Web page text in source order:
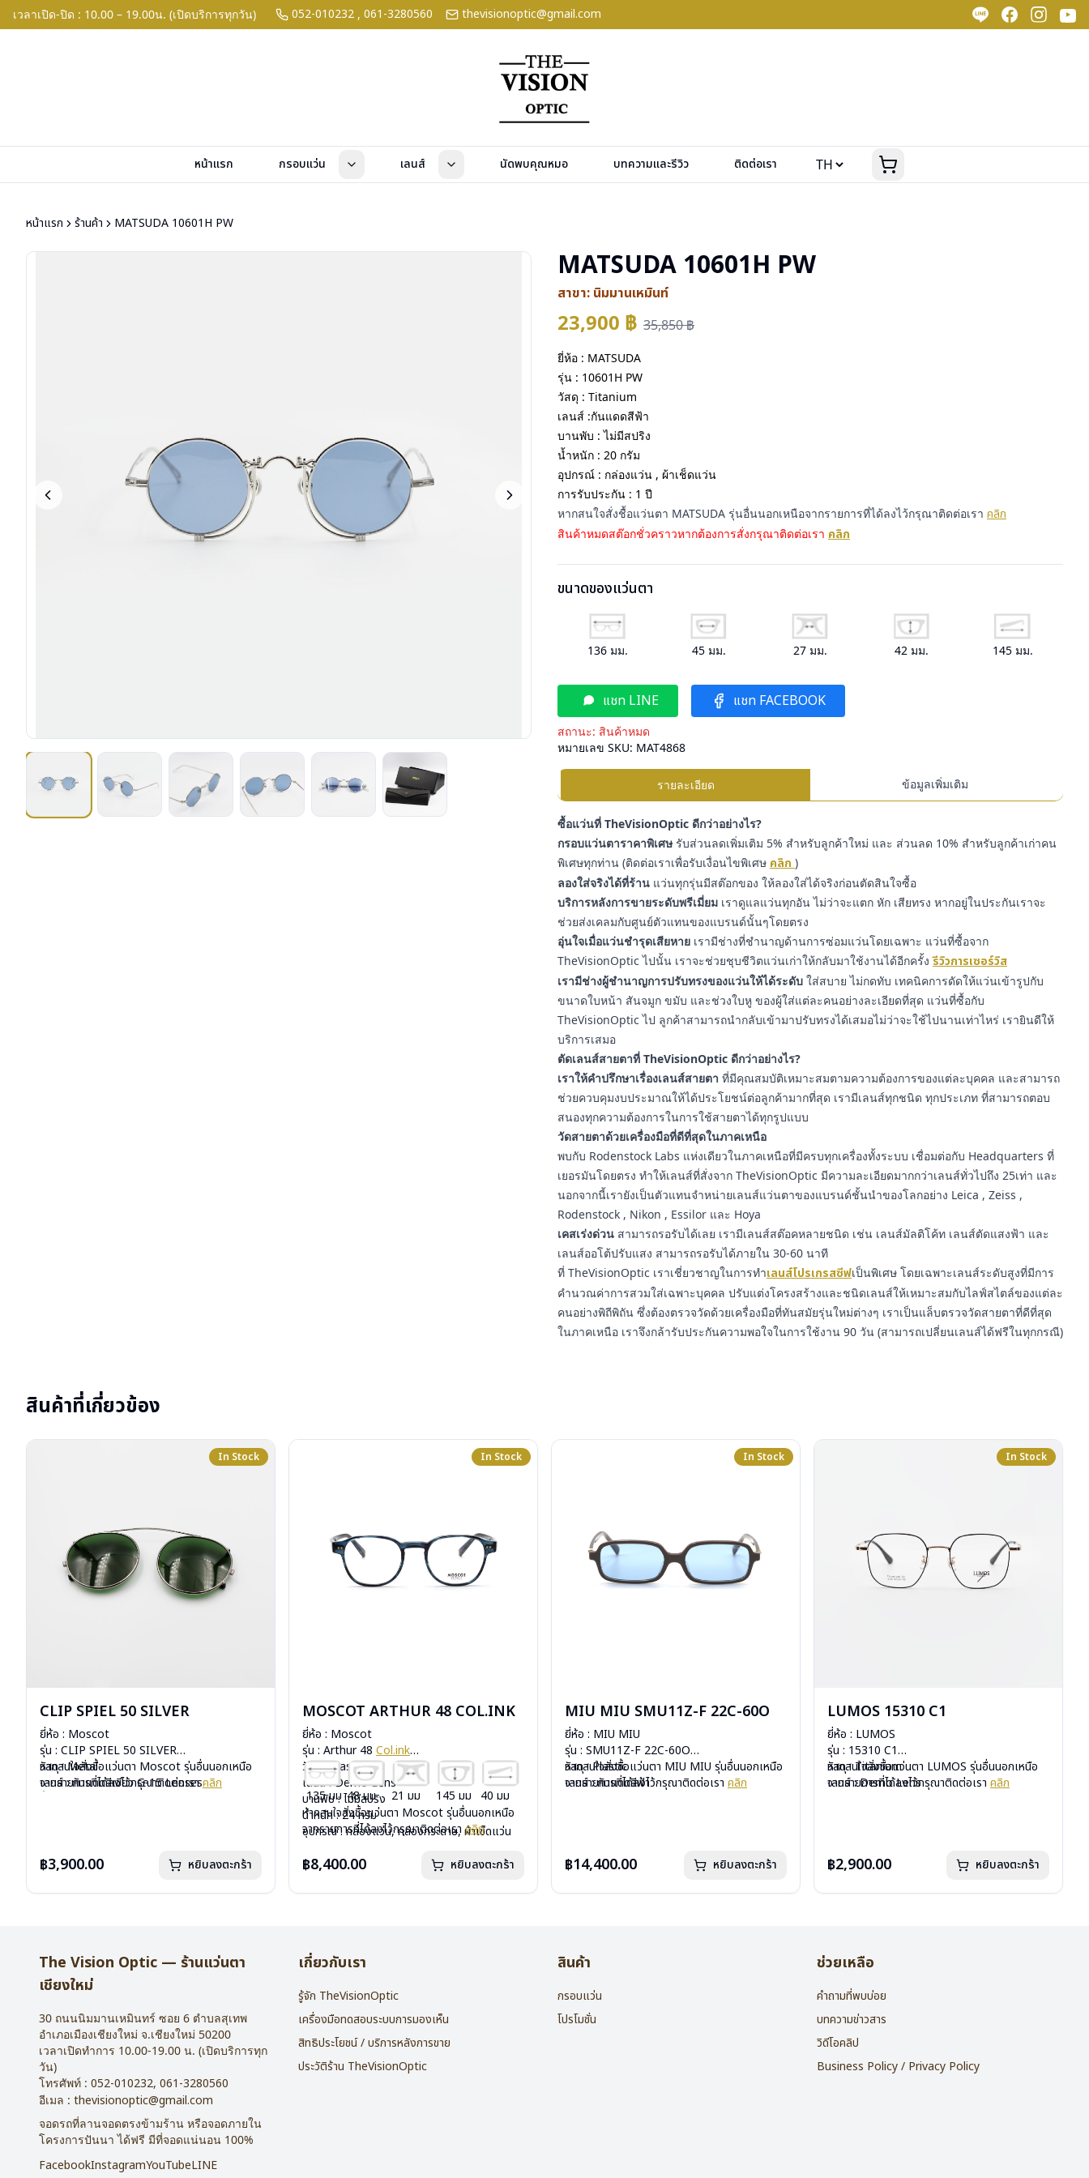
เวลาเปิด-ปิด : 10.00 – 19.00น. (เปิดบริการทุกวัน) 052-010232 , 061-3280560 thevisionoptic@gmail.com
หน้าแรก กรอบแว่น เลนส์ นัดพบคุณหมอ บทความและรีวิว ติดต่อเรา
หน้าแรก ร้านค้า MATSUDA 10601H PW
MATSUDA 10601H PW
สาขา: นิมมานเหมินท์
23,900 ฿ 35,850฿
ยี่ห้อ : MATSUDA
รุ่น : 10601H PW
วัสดุ : Titanium
เลนส์ :กันแดดสีฟ้า
บานพับ : ไม่มีสปริง
น้ำหนัก : 20 กรัม
อุปกรณ์ : กล่องแว่น , ผ้าเช็ดแว่น
การรับประกัน : 1 ปี
หากสนใจสั่งชื้อแว่นตา MATSUDA รุ่นอื่นนอกเหนือจากรายการที่ได้ลงไว้กรุณาติดต่อเรา คลิก
สินค้าหมดสต๊อกชั่วคราวหากต้องการสั่งกรุณาติดต่อเรา คลิก
ขนาดของแว่นตา
136 มม. 45 มม. 27มม. 42มม. 145มม.
แชท LINE แชท FACEBOOK
สถานะ: สินค้าหมด
หมายเลข SKU: MAT4868
รายละเอียด ข้อมูลเพิ่มเติม
ซื้อแว่นที่ TheVisionOptic ดีกว่าอย่างไร?
กรอบแว่นตาราคาพิเศษ รับส่วนลดเพิ่มเติม 5% สำหรับลูกค้าใหม่ และ ส่วนลด 10% สำหรับลูกค้าเก่าคน
พิเศษทุกท่าน (ติดต่อเราเพื่อรับเงื่อนไขพิเศษ คลิก )
ลองใส่จริงได้ที่ร้าน แว่นทุกรุ่นมีสต๊อกของ ให้ลองใส่ได้จริงก่อนตัดสินใจซื้อ
บริการหลังการขายระดับพรีเมี่ยม เราดูแลแว่นทุกอัน ไม่ว่าจะแตก หัก เสียทรง หากอยู่ในประกันเราจะ
ช่วยส่งเคลมกับศูนย์ตัวแทนของแบรนด์นั้นๆโดยตรง
อุ่นใจเมื่อแว่นชำรุดเสียหาย เรามีช่างที่ชำนาญด้านการซ่อมแว่นโดยเฉพาะ แว่นที่ซื้อจาก
TheVisionOptic ไปนั้น เราจะช่วยชุบชีวิตแว่นเก่าให้กลับมาใช้งานได้อีกครั้งรีวิวการเซอร์วิส
เรามีช่างผู้ชำนาญการปรับทรงของแว่นให้ได้ระดับ ใส่สบาย ไม่กดทับ เทคนิคการดัดให้แว่นเข้ารูปกับ
ขนาดใบหน้า สันจมูก ขมับ และช่วงใบหู ของผู้ใส่แต่ละคนอย่างละเอียดที่สุด แว่นที่ซื้อกับ
TheVisionOptic ไป ลูกค้าสามารถนำกลับเข้ามาปรับทรงได้เสมอไม่ว่าจะใช้ไปนานเท่าไหร่ เรายินดีให้
บริการเสมอ
ตัดเลนส์สายตาที่ TheVisionOptic ดีกว่าอย่างไร?
เราให้คำปรึกษาเรื่องเลนส์สายตา ที่มีคุณสมบัติเหมาะสมตามความต้องการของแต่ละบุคคล และสามารถ
ช่วยควบคุมงบประมาณให้ได้ประโยชน์ต่อลูกค้ามากที่สุด เรามีเลนส์ทุกชนิด ทุกประเภท ที่สามารถตอบ
สนองทุกความต้องการในการใช้สายตาได้ทุกรูปแบบ
วัดสายตาด้วยเครื่องมือที่ดีที่สุดในภาคเหนือ
พบกับ Rodenstock Labs แห่งเดียวในภาคเหนือที่มีครบทุกเครื่องทั้งระบบ เชื่อมต่อกับ Headquarters ที่
เยอรมันโดยตรง ทำให้เลนส์ที่สั่งจาก TheVisionOptic มีความละเอียดมากกว่าเลนส์ทั่วไปถึง 25เท่า และ
นอกจากนี้เรายังเป็นตัวแทนจำหน่ายเลนส์แว่นตาของแบรนด์ชั้นนำของโลกอย่าง Leica , Zeiss ,
Rodenstock , Nikon , Essilor และ Hoya
เคสเร่งด่วน สามารถรอรับได้เลย เรามีเลนส์สต๊อคหลายชนิด เช่น เลนส์มัลติโค้ท เลนส์ตัดแสงฟ้า และ
เลนส์ออโต้ปรับแสง สามารถรอรับได้ภายใน 30-60 นาที
ที่ TheVisionOptic เราเชี่ยวชาญในการทำเลนส์โปรเกรสซีฟเป็นพิเศษ โดยเฉพาะเลนส์ระดับสูงที่มีการ
คำนวณค่าการสวมใส่เฉพาะบุคคล ปรับแต่งโครงสร้างและชนิดเลนส์ให้เหมาะสมกับไลฟ์สไตล์ของแต่ละ
คนอย่างพิถีพิถัน ซึ่งต้องตรวจวัดด้วยเครื่องมือที่ทันสมัยรุ่นใหม่ต่างๆ เราเป็นแล็บตรวจวัดสายตาที่ดีที่สุด
ในภาคเหนือ เราจึงกล้ารับประกันความพอใจในการใช้งาน 90 วัน (สามารถเปลี่ยนเลนส์ได้ฟรีในทุกกรณี)
สินค้าที่เกี่ยวข้อง
In Stock
CLIP SPIEL 50 SILVER
ยี่ห้อ : Moscot
รุ่น : CLIP SPIEL 50 SILVER
วัสดุ : Metal
เลนส์ : กันแดดสีเขียว G-15 Lenses
หากสนใจสั่งชื้อแว่นตา Moscot รุ่นอื่นนอกเหนือ
จากรายการที่ได้ลงไว้กรุณาติดต่อเราคลิก
฿3,900.00 หยิบลงตะกร้า
In Stock
MOSCOT ARTHUR 48 COL.INK
ยี่ห้อ : Moscot
รุ่น : Arthur 48 Col.ink
วัสดุ : Plastic
เลนส์ : Demo Lens
บานพับ : ไม่มีสปริง
น้ำหนัก : 24 กรัม
อุปกรณ์ : กล่องแว่น, กล่องกระดาษ, ผ้าเช็ดแว่น
135 มม 48 มม 21 มม 145 มม
40 มม
หากสนใจสั่งชื้อแว่นตา Moscot รุ่นอื่นนอกเหนือ
จากรายการที่ได้ลงไว้กรุณาติดต่อเราคลิก
฿8,400.00 หยิบลงตะกร้า
In Stock
MIU MIU SMU11Z-F 22C-60O
ยี่ห้อ : MIU MIU
รุ่น : SMU11Z-F 22C-60O
วัสดุ : Plastic
เลนส์ : กันแดดสีฟ้า
หากสนใจสั่งชื้อแว่นตา MIU MIU รุ่นอื่นนอกเหนือ
จากรายการที่ได้ลงไว้กรุณาติดต่อเรา คลิก
฿14,400.00 หยิบลงตะกร้า
In Stock
LUMOS 15310 C1
ยี่ห้อ : LUMOS
รุ่น : 15310 C1
วัสดุ : Titanium
เลนส์ : Demo Lens
หากสนใจสั่งชื้อแว่นตา LUMOS รุ่นอื่นนอกเหนือ
จากรายการที่ได้ลงไว้กรุณาติดต่อเรา คลิก
฿2,900.00 หยิบลงตะกร้า
The Vision Optic — ร้านแว่นตา
เชียงใหม่
30 ถนนนิมมานเหมินทร์ ซอย 6 ตำบลสุเทพ
อำเภอเมืองเชียงใหม่ จ.เชียงใหม่ 50200
เวลาเปิดทำการ 10.00-19.00 น. (เปิดบริการทุก
วัน)
โทรศัพท์ : 052-010232, 061-3280560
อีเมล : thevisionoptic@gmail.com
จอดรถที่ลานจอดตรงข้ามร้าน หรือจอดภายใน
โครงการปันนา ได้ฟรี มีที่จอดแน่นอน 100%
FacebookInstagramYouTubeLINE
เกี่ยวกับเรา
รู้จัก TheVisionOptic
เครื่องมือทดสอบระบบการมองเห็น
สิทธิประโยชน์ / บริการหลังการขาย
ประวัติร้าน TheVisionOptic
สินค้า
กรอบแว่น
โปรโมชั่น
ช่วยเหลือ
คำถามที่พบบ่อย
บทความข่าวสาร
วิดีโอคลิป
Business Policy / Privacy Policy